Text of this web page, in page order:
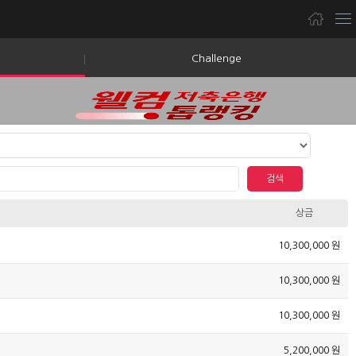
Challenge
검색
상금
10,300,000 원
10,300,000 원
10,300,000 원
5,200,000 원